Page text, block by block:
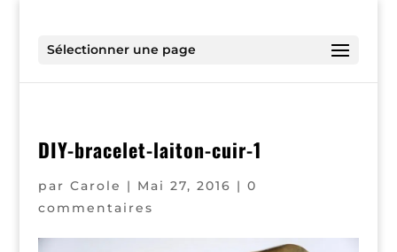
Sélectionner une page
DIY-bracelet-laiton-cuir-1
par Carole | Mai 27, 2016 | 0
commentaires